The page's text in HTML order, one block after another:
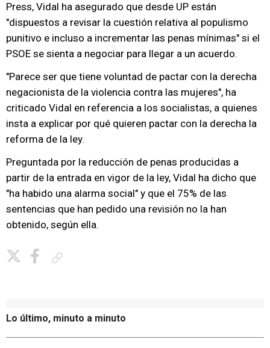
Press, Vidal ha asegurado que desde UP están
"dispuestos a revisar la cuestión relativa al populismo
punitivo e incluso a incrementar las penas mínimas" si el
PSOE se sienta a negociar para llegar a un acuerdo.
"Parece ser que tiene voluntad de pactar con la derecha
negacionista de la violencia contra las mujeres", ha
criticado Vidal en referencia a los socialistas, a quienes
insta a explicar por qué quieren pactar con la derecha la
reforma de la ley.
Preguntada por la reducción de penas producidas a
partir de la entrada en vigor de la ley, Vidal ha dicho que
"ha habido una alarma social" y que el 75% de las
sentencias que han pedido una revisión no la han
obtenido, según ella.
Lo último, minuto a minuto